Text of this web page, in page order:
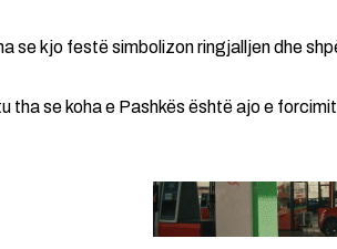
se kjo festë simbolizon ringjalljen dhe
tha se koha e Pashkës është ajo e